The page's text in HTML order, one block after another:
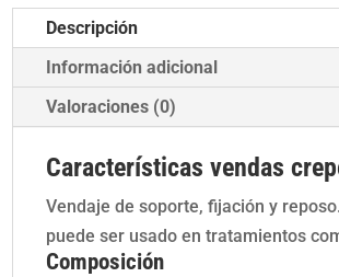
Descripción
Información adicional
Valoraciones (0)
Características vendas
Vendaje de soporte, fijación y
puede ser usado en tratamientos
Composición